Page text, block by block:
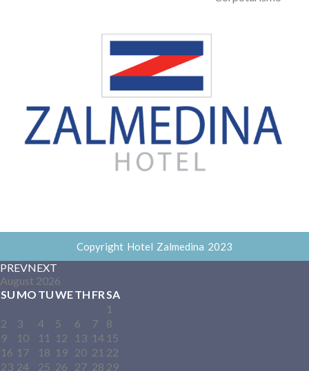
Copyright Hotel Zalmedina 2023
PREVNEXT
August 2026
SU MO TUWETH FRSA
1
2
3 4 5 6 7
8
9
10 11 12 13 14 15
16 17 18 19 20 21 22
23 24 25 26 27 28 29